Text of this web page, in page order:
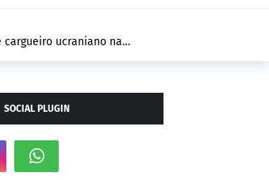
ucraniano na
SOCIAL PLUGIN